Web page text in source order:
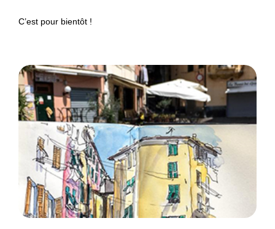
C’est pour bientôt !